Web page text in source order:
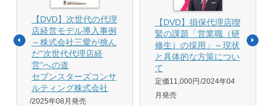
【DVD】次世代の代理
店経営モデル導入事例
～株式会社三愛が挑ん
だ”次世代代理店経
営”への道
セブンスターズコンサ
ルティング株式会社
2025年08月発売
【DVD】損保代理店喫
緊の課題「営業職（研
修生）の採用」～現状
と具体的な方策につい
て
定価11,000円 2024年04
月発売